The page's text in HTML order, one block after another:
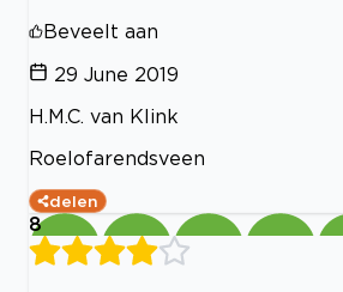
Beveelt aan
29 June 2019
H.M.C. van Klink
Roelofarendsveen
delen
8